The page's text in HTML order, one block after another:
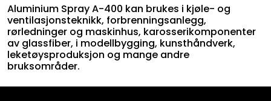
Aluminium Spray A-400 kan brukes i kjøle- og
ventilasjonsteknikk, forbrenningsanlegg,
rørledninger og maskinhus, karosserikomponenter
av glassfiber, i modellbygging, kunsthåndverk,
leketøysproduksjon og mange andre
bruksområder.